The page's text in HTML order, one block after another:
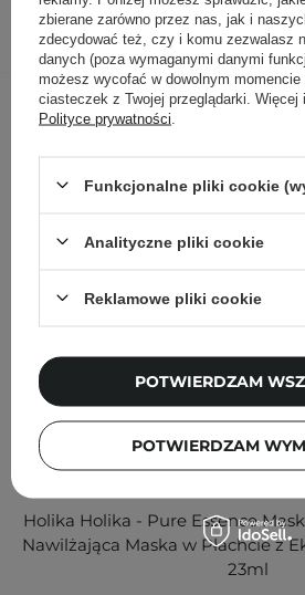
Inni klienci
Holika Holika - Pure Essence
Nawilżająca Maska w Płachcie z
23ml
zbierane zarówno przez nas, jak i
zdecydować też, czy i komu zezwalasz
danych (poza wymaganymi danymi
możesz wycofać w dowolnym
ciasteczek z Twojej przeglądarki.
Polityce prywatności
Funkcjonalne pliki cookie
Analityczne pliki cookie
Reklamowe pliki cookie
POTWIERDZAM
POTWIERDZAM